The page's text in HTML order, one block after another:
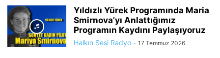
Yıldızlı Yürek Programında Maria
Smirnova’yı Anlattığımız
Programın Kaydını Paylaşıyoruz
Halkın Sesi Radyo - 17 Temmuz 2026